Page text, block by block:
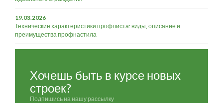
19.03.2026
Технические характеристики профлиста: виды, описание и
преимущества профнастила
Хочешь быть в курсе новых
строек?
Подпишись на нашу рассылку